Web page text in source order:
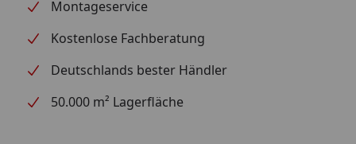
Montageservice
Kostenlose Fachberatung
Deutschlands bester Händler
50.000 m² Lagerfläche